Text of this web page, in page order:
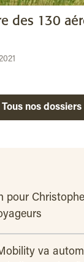
des 130
Tous nos dossiers
pour
va